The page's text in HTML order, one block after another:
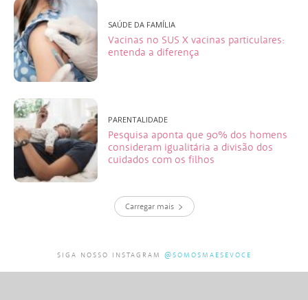
SAÚDE DA FAMÍLIA
Vacinas no SUS X vacinas particulares:
entenda a diferença
PARENTALIDADE
Pesquisa aponta que 90% dos homens
consideram igualitária a divisão dos
cuidados com os filhos
Carregar mais
SIGA NOSSO INSTAGRAM @SOMOSMAESEVOCE